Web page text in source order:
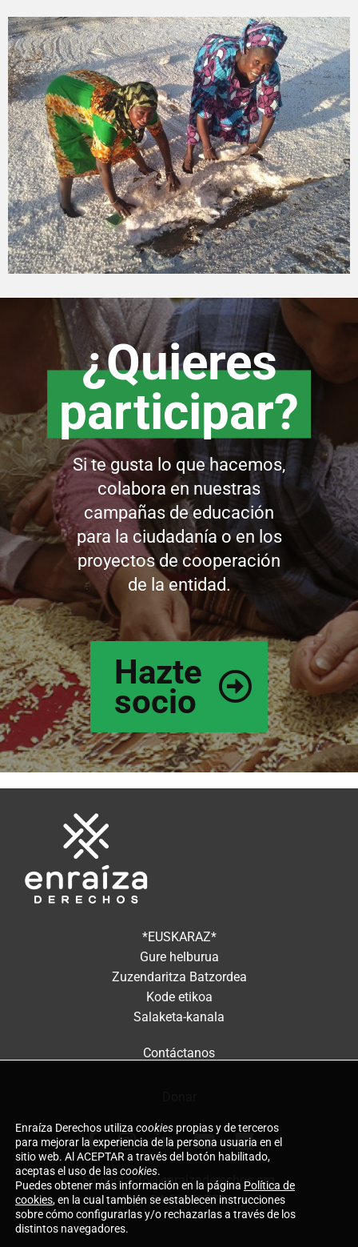
¿Quieres
participar?
Si te gusta lo que hacemos,
colabora en nuestras
campañas de educación
para la ciudadanía o en los
proyectos de cooperación
de la entidad.
Hazte
socio
*EUSKARAZ*
Gure helburua
Zuzendaritza Batzordea
Kode etikoa
Salaketa-kanala
Contáctanos
contacto@enraizaderechos.org
+34 660597743
Enraíza Derechos utiliza cookies propias y de terceros
para mejorar la experiencia de la persona usuaria en el
sitio web. Al ACEPTAR a través del botón habilitado,
aceptas el uso de lascookies.
Puedes obtener más información en la página Política de
cookies, en la cual también se establecen instrucciones
sobre cómo configurarlas y/o rechazarlas a través de los
distintos navegadores.